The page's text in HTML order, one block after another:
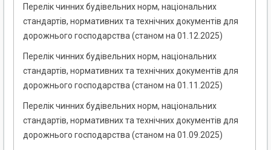
Перелік чинних будівельних норм, національних
стандартів, нормативних та технічних документів для
дорожнього господарства (станом на 01.12.2025)
Перелік чинних будівельних норм, національних
стандартів, нормативних та технічних документів для
дорожнього господарства (станом на 01.11.2025)
Перелік чинних будівельних норм, національних
стандартів, нормативних та технічних документів для
дорожнього господарства (станом на 01.09.2025)